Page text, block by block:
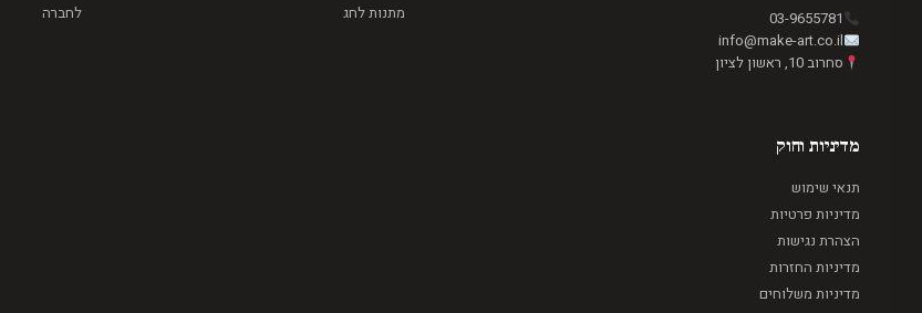
03-9655781
info@make-art.co.il
סחרוב 10, ראשון לציון
מתנות לחג
לחברה
מדיניות וחוק
תנאי שימוש
מדיניות פרטיות
הצהרת נגישות
מדיניות החזרות
מדיניות משלוחים